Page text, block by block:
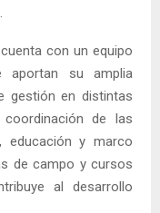
con un equipo
aportan su amplia
gestión en distintas
de las
educación y marco
de campo y cursos
al desarrollo